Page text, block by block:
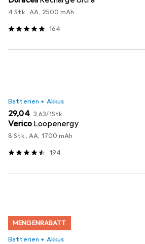
4 Stk., AA, 2500 mAh
164
Batterien + Akkus
EUR
29,04 EUR
3,63/1Stk.
Verico Loopenergy
8 Stk., AA, 1700 mAh
194
MENGENRABATT
Batterien + Akkus